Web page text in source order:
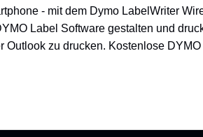
- mit dem Dymo LabelWriter
Label Software gestalten und
zu drucken. Kostenlose